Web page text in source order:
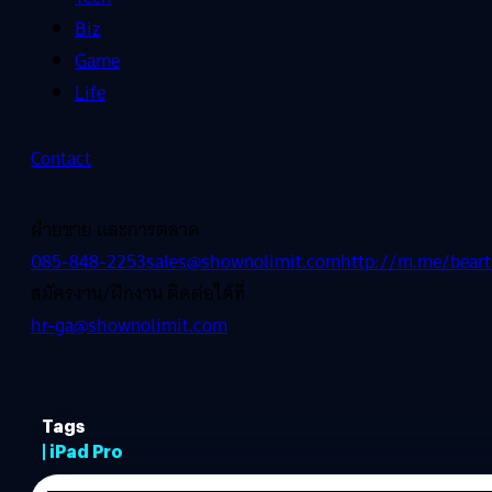
Biz
Game
Life
Contact
ฝ่ายขาย และการตลาด
085-848-2253sales@shownolimit.comhttp://m.me/
สมัครงาน/ฝึกงาน ติดต่อได้ที่
hr-ga@shownolimit.com
Tags
| iPad Pro